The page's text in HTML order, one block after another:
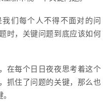
们每个人不得不面对的问
时，关键问题到底应该如何
在每个日日夜夜思考着这个
抓住了问题的关键，那么也